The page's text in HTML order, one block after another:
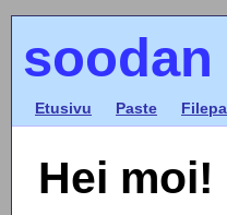
Etusivu Paste
Hei moi!